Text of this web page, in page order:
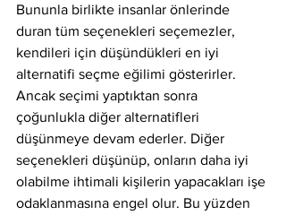
Bununla birlikte insanlar önlerinde
duran tüm seçenekleri seçemezler,
kendileri için düşündükleri en iyi
alternatifi seçme eğilimi gösterirler.
Ancak seçimi yaptıktan sonra
çoğunlukla diğer alternatifleri
düşünmeye devam ederler. Diğer
seçenekleri düşünüp, onların daha iyi
olabilme ihtimali kişilerin yapacakları işe
odaklanmasına engel olur. Bu yüzden